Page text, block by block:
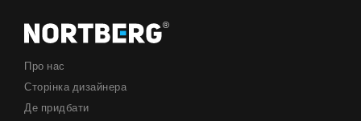
Про нас
Сторінка дизайнера
Де придбати